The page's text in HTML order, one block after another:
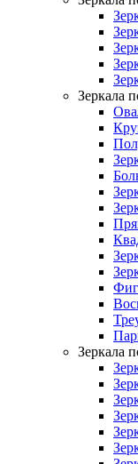
Зеркала
Зеркала